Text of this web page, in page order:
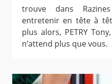
trouve dans
entretenir en tête à
plus alors, PETRY
n’attend plus que vous.